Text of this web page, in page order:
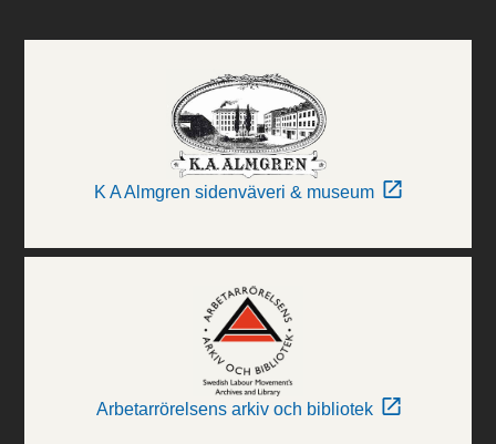
K A Almgren sidenväveri & museum
Arbetarrörelsens arkiv och bibliotek